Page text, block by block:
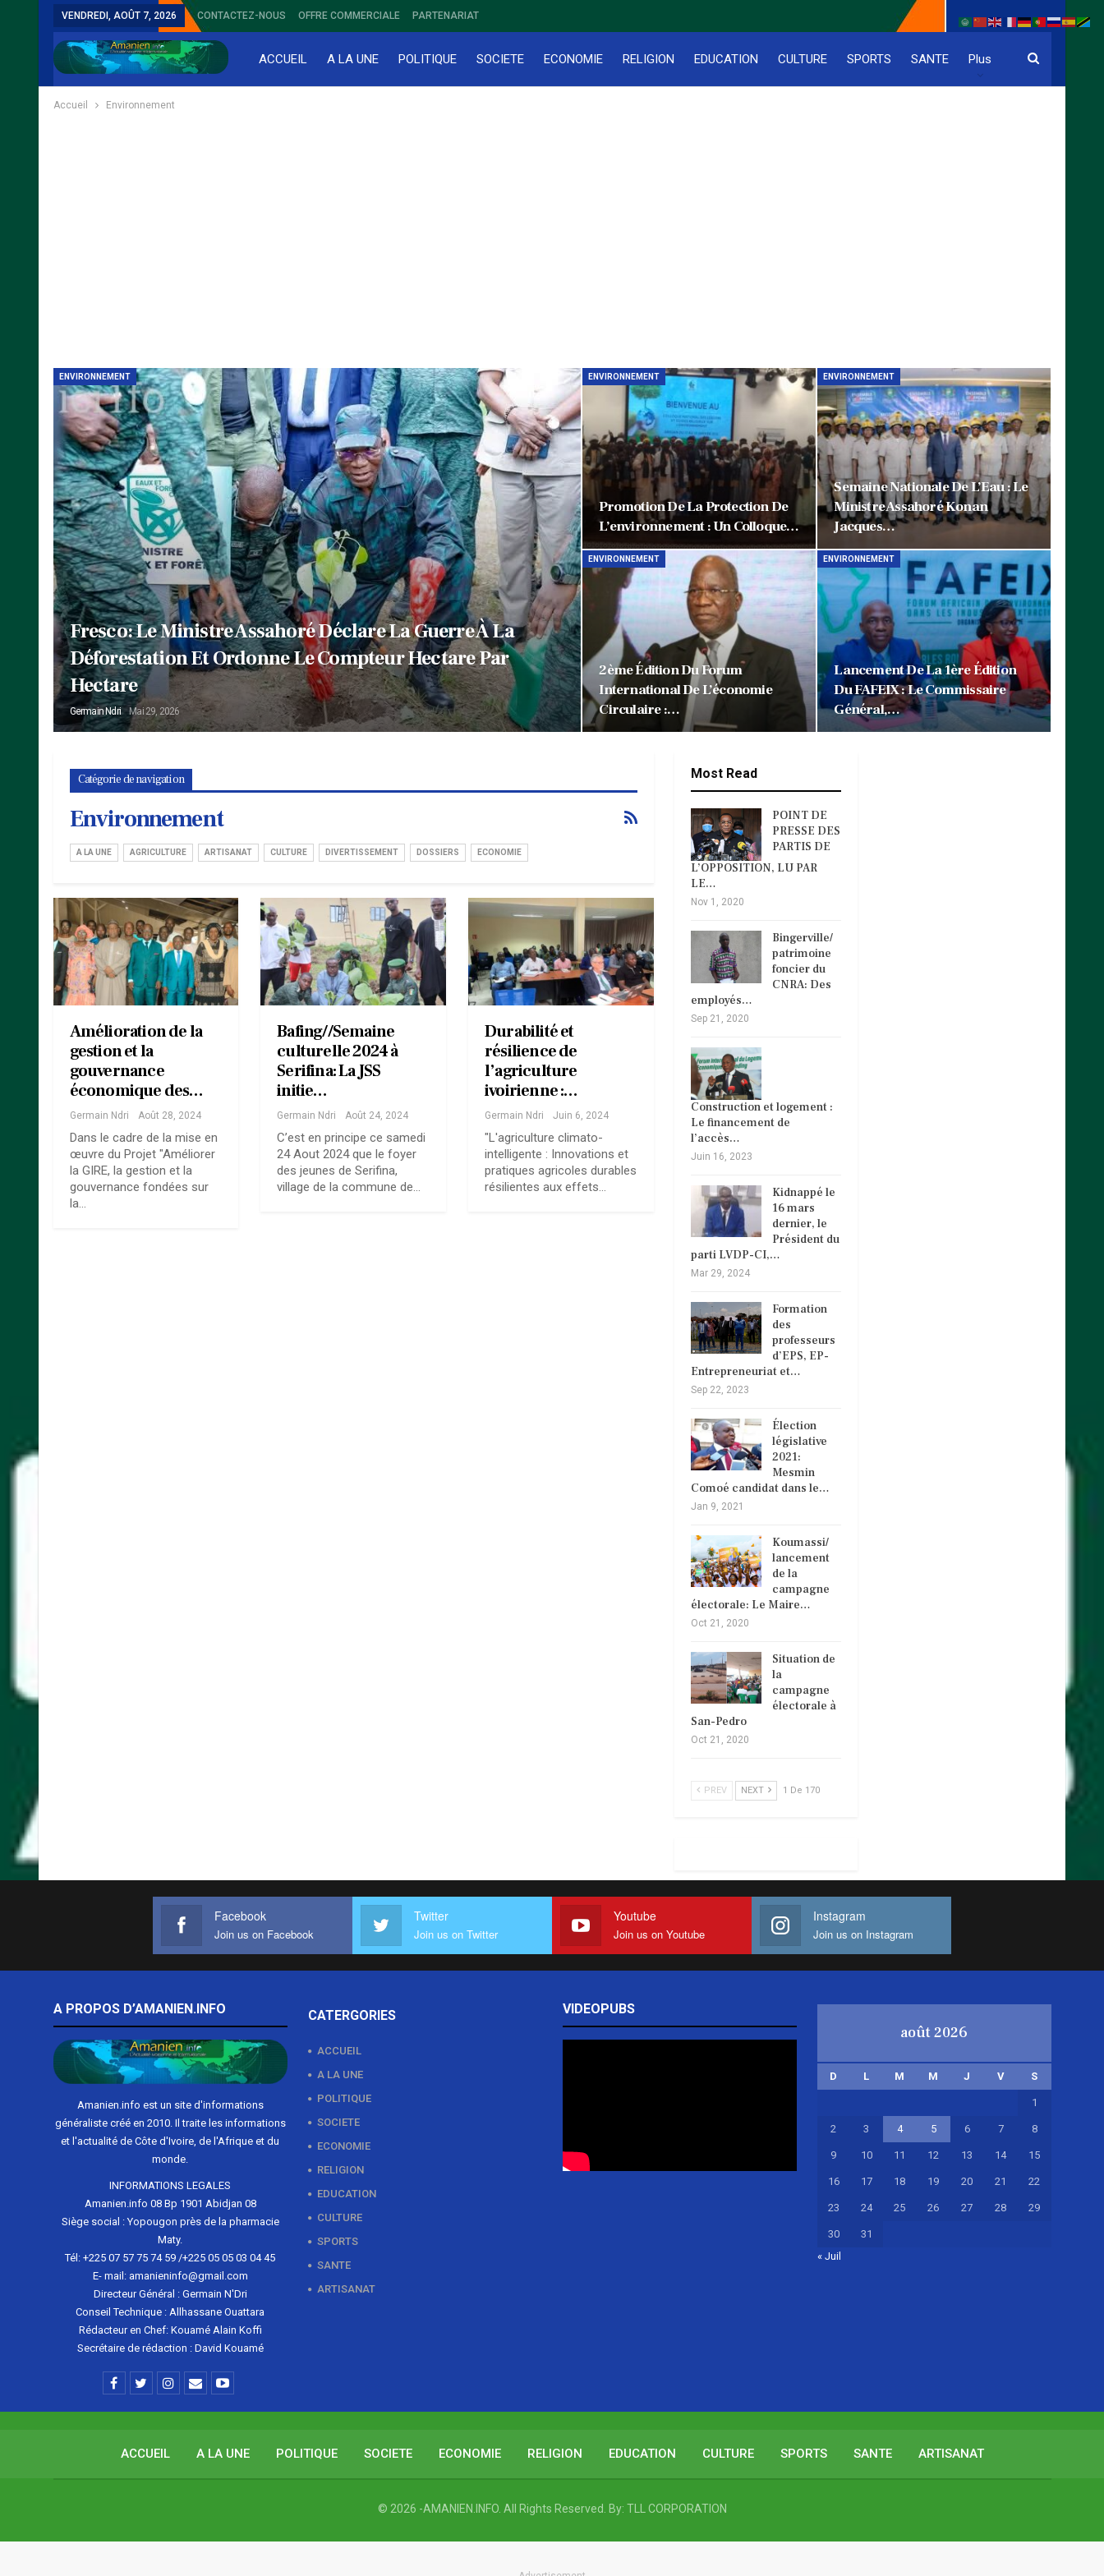
VENDREDI, AOÛT 7, 2026 CONTACTEZ-NOUS OFFRE COMMERCIALE PARTENARIAT
ACCUEIL A LA UNE POLITIQUE SOCIETE ECONOMIE RELIGION EDUCATION CULTURE SPORTS SANTE Plus
Accueil Environnement
ENVIRONNEMENT
Fresco: Le Ministre Assahoré Déclare La Guerre À La
Déforestation Et Ordonne Le Compteur Hectare Par
Hectare
Germain Ndri Mai 29, 2026
ENVIRONNEMENT
Promotion De La Protection De
L’environnement : Un Colloque…
ENVIRONNEMENT
Semaine Nationale De L’Eau : Le
Ministre Assahoré Konan
Jacques…
ENVIRONNEMENT
2ème Édition Du Forum
International De L’économie
Circulaire :…
ENVIRONNEMENT
Lancement De La 1ère Édition
Du FAFEIX : Le Commissaire
Général,…
Catégorie de navigation
Environnement
A LA UNE AGRICULTURE ARTISANAT CULTURE DIVERTISSEMENT DOSSIERS ECONOMIE
Amélioration de la
gestion et la
gouvernance
économique des…
Germain Ndri Août 28, 2024
Dans le cadre de la mise en
œuvre du Projet "Améliorer
la GIRE, la gestion et la
gouvernance fondées sur
la…
Bafing//Semaine
culturelle 2024 à
Serifina: La JSS
initie…
Germain Ndri Août 24, 2024
C’est en principe ce samedi
24 Aout 2024 que le foyer
des jeunes de Serifina,
village de la commune de…
Durabilité et
résilience de
l’agriculture
ivoirienne :…
Germain Ndri Juin 6, 2024
"L'agriculture climato-
intelligente : Innovations et
pratiques agricoles durables
résilientes aux effets…
Most Read
POINT DE
PRESSE DES
PARTIS DE
L’OPPOSITION, LU PAR
LE…
Nov 1, 2020
Bingerville/
patrimoine
foncier du
CNRA: Des
employés…
Sep 21, 2020
Construction et logement :
Le financement de
l’accès…
Juin 16, 2023
Kidnappé le
16 mars
dernier, le
Président du
parti LVDP-CI,…
Mar 29, 2024
Formation
des
professeurs
d’EPS, EP-
Entrepreneuriat et…
Sep 22, 2023
Élection
législative
2021:
Mesmin
Comoé candidat dans le…
Jan 9, 2021
Koumassi/
lancement
de la
campagne
électorale: Le Maire…
Oct 21, 2020
Situation de
la
campagne
électorale à
San-Pedro
Oct 21, 2020
PREV NEXT 1 De 170
Facebook
Join us on Facebook
Twitter
Join us on Twitter
Youtube
Join us on Youtube
Instagram
Join us on Instagram
A PROPOS D’AMANIEN.INFO
Amanien.info est un site d'informations
généraliste créé en 2010. Il traite les informations
et l'actualité de Côte d'Ivoire, de l'Afrique et du
monde.
INFORMATIONS LEGALES
Amanien.info 08 Bp 1901 Abidjan 08
Siège social : Yopougon près de la pharmacie
Maty.
Tél: +225 07 57 75 74 59 /+225 05 05 03 04 45
E- mail: amanieninfo@gmail.com
Directeur Général : Germain N'Dri
Conseil Technique : Allhassane Ouattara
Rédacteur en Chef: Kouamé Alain Koffi
Secrétaire de rédaction : David Kouamé
CATERGORIES
ACCUEIL
A LA UNE
POLITIQUE
SOCIETE
ECONOMIE
RELIGION
EDUCATION
CULTURE
SPORTS
SANTE
ARTISANAT
VIDEOPUBS
août 2026
D L M M J V S
1
2 3 4 5 6 7 8
9 10 11 12 13 14 15
16 17 18 19 20 21 22
23 24 25 26 27 28 29
30
31
« Juil
ACCUEIL A LA UNE POLITIQUE SOCIETE ECONOMIE RELIGION EDUCATION CULTURE SPORTS SANTE ARTISANAT
© 2026 -AMANIEN.INFO. All Rights Reserved. By: TLL CORPORATION